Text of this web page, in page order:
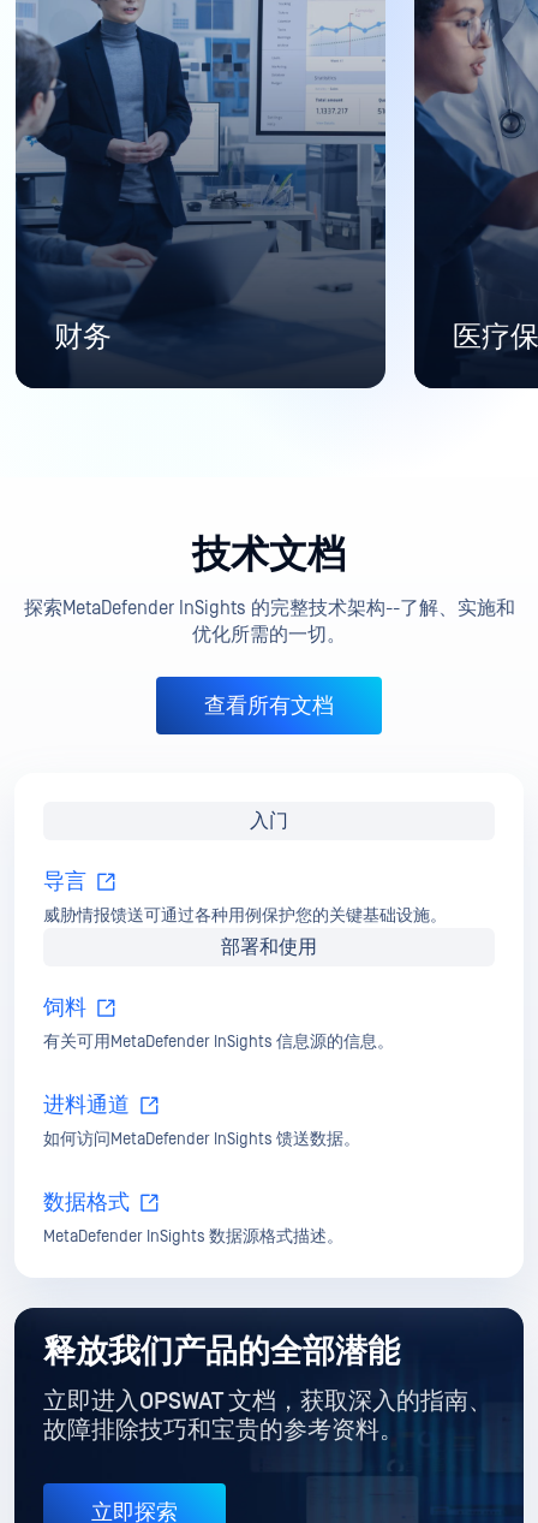
财务 医疗
技术文档
探索MetaDefender InSights 的完整技术架构--了解、实施和
优化所需的一切。
查看所有文档
入门
导言
威胁情报馈送可通过各种用例保护您的关键基础设施。
部署和使用
饲料
有关可用MetaDefender InSights 信息源的信息。
进料通道
如何访问MetaDefender InSights 馈送数据。
数据格式
MetaDefender InSights 数据源格式描述。
释放我们产品的全部潜能
立即进入OPSWAT 文档，获取深入的指南、
故障排除技巧和宝贵的参考资料。
立即探索